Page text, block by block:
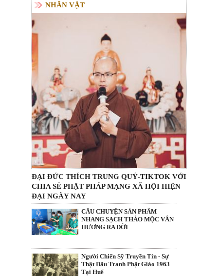
NHÂN VẬT
ĐẠI ĐỨC THÍCH TRUNG QUÝ-TIKTOK VỚI
CHIA SẺ PHẬT PHÁP MẠNG XÃ HỘI HIỆN
ĐẠI NGÀY NAY
CÂU CHUYỆN SẢN PHẨM
NHANG SẠCH THẢO MỘC VÂN
HƯƠNG RA ĐỜI
Người Chiến Sỹ Truyền Tin - Sự
Thật Đấu Tranh Phật Giáo 1963
Tại Huế